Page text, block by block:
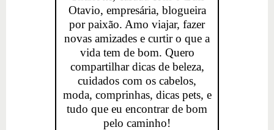
Otavio, empresária, blogueira
por paixão. Amo viajar, fazer
novas amizades e curtir o que a
vida tem de bom. Quero
compartilhar dicas de beleza,
cuidados com os cabelos,
moda, comprinhas, dicas pets, e
tudo que eu encontrar de bom
pelo caminho!